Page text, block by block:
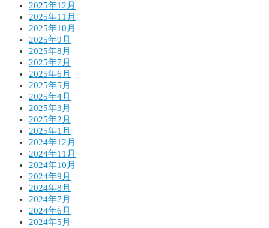
2025年12月
2025年11月
2025年10月
2025年9月
2025年8月
2025年7月
2025年6月
2025年5月
2025年4月
2025年3月
2025年2月
2025年1月
2024年12月
2024年11月
2024年10月
2024年9月
2024年8月
2024年7月
2024年6月
2024年5月